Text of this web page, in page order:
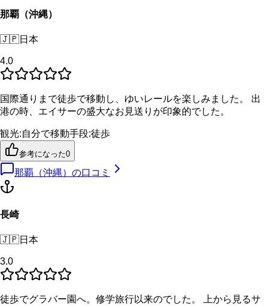
那覇（沖縄）
🇯🇵日本
4.0
国際通りまで徒歩で移動し、ゆいレールを楽しみました。 出
港の時、エイサーの盛大なお見送りが印象的でした。
観光:自分で移動手段:徒歩
参考になった0
那覇（沖縄） の口コミ
長崎
🇯🇵日本
3.0
徒歩でグラバー園へ。修学旅行以来のでした。 上から見るサ